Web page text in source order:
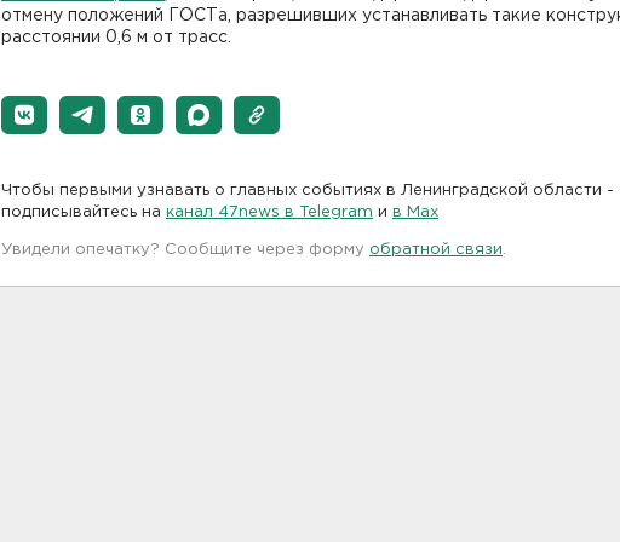
отмену положений ГОСТа, разрешивших устанавливать такие
расстоянии 0,6 м от трасс.
Чтобы первыми узнавать о главных событиях в Ленинградской области -
подписывайтесь на канал 47news в Telegram и в Maх
Увидели опечатку? Сообщите через форму обратной связи